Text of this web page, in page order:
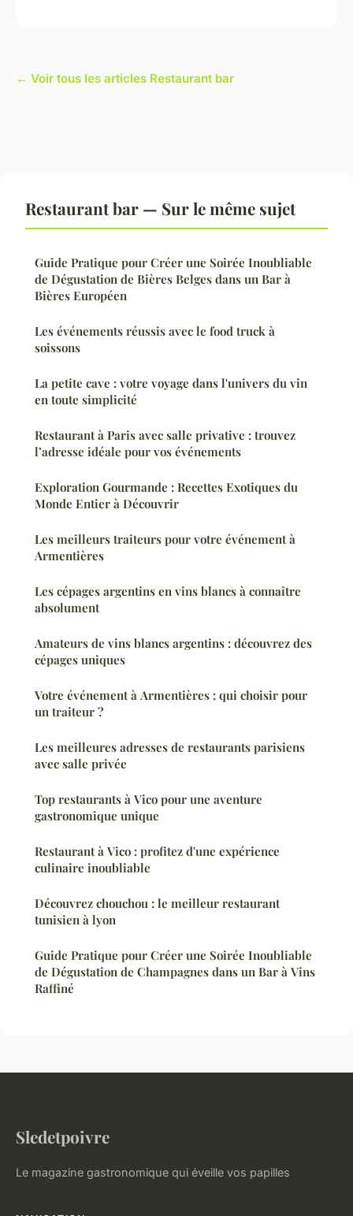
← Voir tous les articles Restaurant bar
Restaurant bar — Sur le même sujet
Guide Pratique pour Créer une Soirée Inoubliable
de Dégustation de Bières Belges dans un Bar à
Bières Européen
Les événements réussis avec le food truck à
soissons
La petite cave : votre voyage dans l'univers du vin
en toute simplicité
Restaurant à Paris avec salle privative : trouvez
l’adresse idéale pour vos événements
Exploration Gourmande : Recettes Exotiques du
Monde Entier à Découvrir
Les meilleurs traiteurs pour votre événement à
Armentières
Les cépages argentins en vins blancs à connaître
absolument
Amateurs de vins blancs argentins : découvrez des
cépages uniques
Votre événement à Armentières : qui choisir pour
un traiteur ?
Les meilleures adresses de restaurants parisiens
avec salle privée
Top restaurants à Vico pour une aventure
gastronomique unique
Restaurant à Vico : profitez d'une expérience
culinaire inoubliable
Découvrez chouchou : le meilleur restaurant
tunisien à lyon
Guide Pratique pour Créer une Soirée Inoubliable
de Dégustation de Champagnes dans un Bar à Vins
Raffiné
Sledetpoivre
Le magazine gastronomique qui éveille vos papilles